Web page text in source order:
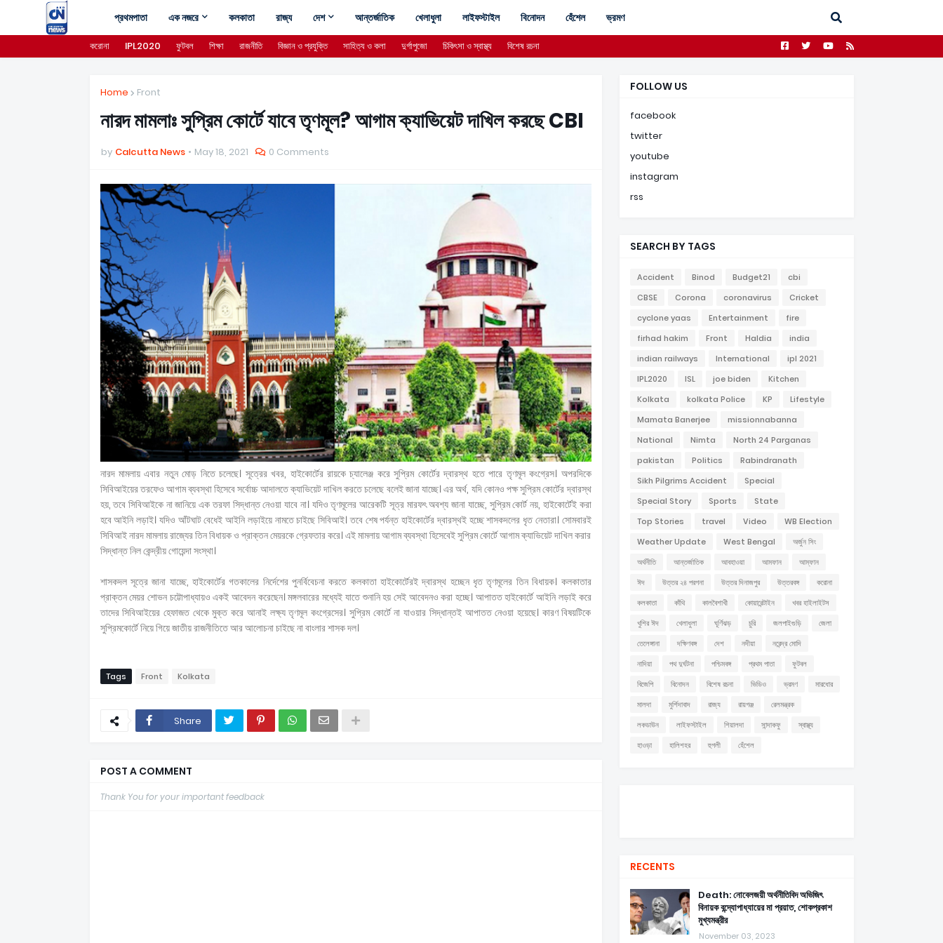
প্রথমপাতা এক নজরে কলকাতা রাজ্য দেশ আন্তর্জাতিক খেলাধুলা লাইফস্টাইল বিনোদন হেঁশেল ভ্রমণ
করোনা IPL2020 ফুটবল শিক্ষা রাজনীতি বিজ্ঞান ও প্রযুক্তি সাহিত্য ও কলা দুর্গাপুজো চিকিৎসা ও স্বাস্থ্য বিশেষ রচনা
Home Front
নারদ মামলাঃ সুপ্রিম কোর্টে যাবে তৃণমূল? আগাম ক্যাভিয়েট দাখিল করছে CBI
by Calcutta News May 18, 2021 0 Comments
নারদ মামলায় এবার নতুন মোড় নিতে চলেছে। সূত্রের খবর, হাইকোর্টের রায়কে চ্যালেঞ্জ করে সুপ্রিম কোর্টের দ্বারস্থ হতে পারে তৃণমূল কংগ্রেস। অপরদিকে
সিবিআইয়ের তরফেও আগাম ব্যবস্থা হিসেবে সর্বোচ্চ আদালতে ক্যাভিয়েট দাখিল করতে চলেছে বলেই জানা যাচ্ছে। এর অর্থ, যদি কোনও পক্ষ সুপ্রিম কোর্টের দ্বারস্থ
হয়, তবে সিবিআইকে না জানিয়ে এক তরফা সিদ্ধান্ত নেওয়া যাবে না। যদিও তৃণমূলের আরেকটি সূত্র মারফৎ অবশ্য জানা যাচ্ছে, সুপ্রিম কোর্ট নয়, হাইকোর্টেই করা
হবে আইনি লড়াই। যদিও আঁটঘাট বেধেই আইনি লড়াইয়ে নামতে চাইছে সিবিআই। তবে শেষ পর্যন্ত হাইকোর্টের দ্বারস্থই হচ্ছে শাসকদলের ধৃত নেতারা। সোমবারই
সিবিআই নারদ মামলায় রাজ্যের তিন বিধায়ক ও প্রাক্তন মেয়রকে গ্রেফতার করে। এই মামলায় আগাম ব্যবস্থা হিসেবেই সুপ্রিম কোর্টে আগাম ক্যাভিয়েট দাখিল করার
সিদ্ধান্ত নিল কেন্দ্রীয় গোয়েন্দা সংস্থা।
শাসকদল সূত্রে জানা যাচ্ছে, হাইকোর্টের গতকালের নির্দেশের পুনর্বিবেচনা করতে কলকাতা হাইকোর্টেরই দ্বারস্থ হচ্ছেন ধৃত তৃণমূলের তিন বিধায়ক। কলকাতার
প্রাক্তন মেয়র শোভন চট্টোপাধ্যায়ও একই আবেদন করেছেন। মঙ্গলবারের মধ্যেই যাতে শুনানি হয় সেই আবেদনও করা হচ্ছে। আপাতত হাইকোর্টে আইনি লড়াই করে
তাদের সিবিআইয়ের হেফাজত থেকে মুক্ত করে আনাই লক্ষ্য তৃণমূল কংগ্রেসের। সুপ্রিম কোর্টে না যাওয়ার সিদ্ধান্তই আপাতত নেওয়া হয়েছে। কারণ বিষয়টিকে
সুপ্রিমকোর্টে নিয়ে গিয়ে জাতীয় রাজনীতিতে আর আলোচনা চাইছে না বাংলার শাসক দল।
Tags Front Kolkata
Share
POST A COMMENT
Thank You for your important feedback
FOLLOW US
facebook
twitter
youtube
instagram
rss
SEARCH BY TAGS
Accident Binod Budget21
cbi
CBSE
Corona coronavirus
Cricket
cyclone yaas
Entertainment
fire
firhad hakim
Front Haldia
india
indian railways
International
ipl 2021
IPL2020
ISL joe biden
Kitchen
Kolkata
kolkata Police KP
Lifestyle
Mamata Banerjee
missionnabanna
National
Nimta
North 24 Parganas
pakistan
Politics
Rabindranath
Sikh Pilgrims Accident
Special
Special Story
Sports
State
Top Stories
travel Video
WB Election
Weather Update
West Bengal
অর্জুন সিং
অর্থনীতি
আন্তর্জাতিক আবহাওয়া আমফান
আম্ফান
ঈদ
উত্তর ২৪ পরগনা উত্তর দিনাজপুর উত্তরবঙ্গ
করোনা
কলকাতা
কাঁথি কালবৈশাখী কোয়ারেন্টাইন
খবর হাইলাইটস
খুশির ঈদ
খেলাধুলা ঘূর্ণিঝড় চুরি জলপাইগুড়ি
জেলা
তেলেঙ্গানা
দক্ষিণবঙ্গ দেশ নদীয়া
নরেন্দ্র মোদি
নাদিয়া
পথ দুর্ঘটনা পশ্চিমবঙ্গ প্রথম পাতা
ফুটবল
বিজেপি
বিনোদন বিশেষ রচনা ভিডিও ভ্রমণ
মারধোর
মালদা
মুর্শিদাবাদ রাজ্য রায়গঞ্জ
রেলমন্ত্রক
লকডাউন
লাইফস্টাইল শিয়ালদা সান্দাকফু
স্বাস্থ্য
হাওড়া
হালিশহর হুগলী হেঁশেল
RECENTS
Death: নোবেলজয়ী অর্থনীতিবিদ অভিজিৎ
বিনায়ক বন্দ্যোপাধ্যায়ের মা প্রয়াত, শোকপ্রকাশ
মুখ্যমন্ত্রীর
November 03, 2023